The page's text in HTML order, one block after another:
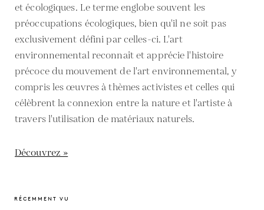
et écologiques. Le terme englobe souvent les
préoccupations écologiques, bien qu'il ne soit pas
exclusivement défini par celles-ci. L'art
environnemental reconnaît et apprécie l'histoire
précoce du mouvement de l'art environnemental, y
compris les œuvres à thèmes activistes et celles qui
célèbrent la connexion entre la nature et l'artiste à
travers l'utilisation de matériaux naturels.
Découvrez »
RÉCEMMENT VU